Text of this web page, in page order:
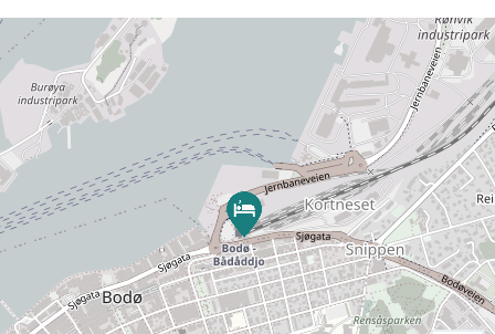
Bodø Motel er også dyrevennlig. Gjester som
bor på våre private rom er velkomne til å ta
med sine kjæledyr.
Vi tilbyr også ekspress innsjekking og
utsjekking, daglig rengjøring, heis, komfortable
felles oppholdsrom, sykkeloppbevaring,
vaskerom, familievennlige fasiliteter og gratis
Wi-Fi på hele overnattingsstedet.
Bodø Motel Norway ligger kun 8–10 minutters